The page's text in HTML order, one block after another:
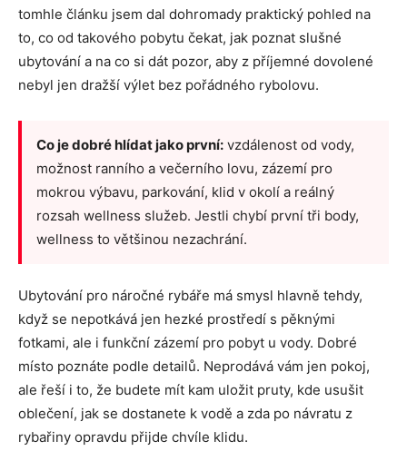
tomhle článku jsem dal dohromady praktický pohled na
to, co od takového pobytu čekat, jak poznat slušné
ubytování a na co si dát pozor, aby z příjemné dovolené
nebyl jen dražší výlet bez pořádného rybolovu.
Co je dobré hlídat jako první: vzdálenost od vody,
možnost ranního a večerního lovu, zázemí pro
mokrou výbavu, parkování, klid v okolí a reálný
rozsah wellness služeb. Jestli chybí první tři body,
wellness to většinou nezachrání.
Ubytování pro náročné rybáře má smysl hlavně tehdy,
když se nepotkává jen hezké prostředí s pěknými
fotkami, ale i funkční zázemí pro pobyt u vody. Dobré
místo poznáte podle detailů. Neprodává vám jen pokoj,
ale řeší i to, že budete mít kam uložit pruty, kde usušit
oblečení, jak se dostanete k vodě a zda po návratu z
rybařiny opravdu přijde chvíle klidu.